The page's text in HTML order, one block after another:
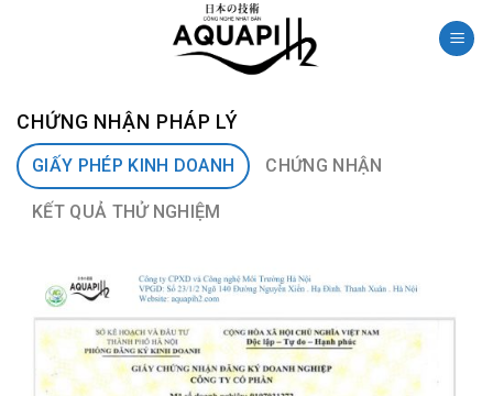
CHỨNG NHẬN PHÁP LÝ
GIẤY PHÉP KINH DOANH CHỨNG NHẬN
KẾT QUẢ THỬ NGHIỆM